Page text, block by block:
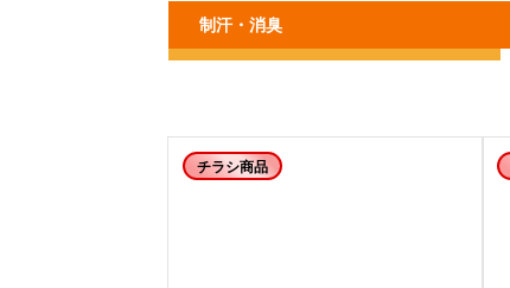
カテゴリーで絞り込む
制汗・消臭
チラシ商品